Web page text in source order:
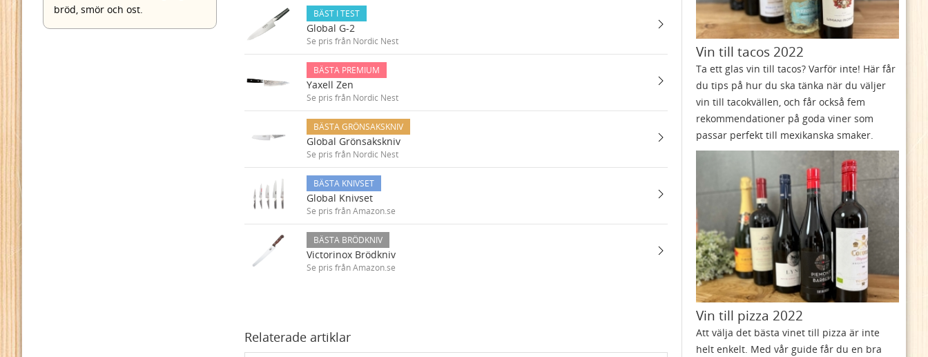
bröd, smör och ost.
BÄST I TEST
Global G-2
Se pris från Nordic Nest
BÄSTA PREMIUM
Yaxell Zen
Se pris från Nordic Nest
BÄSTA GRÖNSAKSKNIV
Global Grönsakskniv
Se pris från Nordic Nest
BÄSTA KNIVSET
Global Knivset
Se pris från Amazon.se
BÄSTA BRÖDKNIV
Victorinox Brödkniv
Se pris från Amazon.se
Relaterade artiklar
Vin till tacos 2022
Ta ett glas vin till tacos? Varför inte! Här får
du tips på hur du ska tänka när du väljer
vin till tacokvällen, och får också fem
rekommendationer på goda viner som
passar perfekt till mexikanska smaker.
Vin till pizza 2022
Att välja det bästa vinet till pizza är inte
helt enkelt. Med vår guide får du en bra